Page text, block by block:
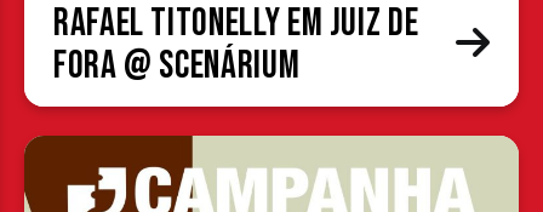
Rafael Titonelly em Juiz de
Fora @ Scenárium